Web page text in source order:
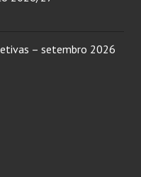
– setembro 2026